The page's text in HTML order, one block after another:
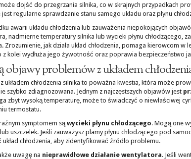
dojść do przegrzania silnika, co w skrajnych przypadkach
regularne sprawdzanie stanu samego układu oraz płynu
awarii układu chłodzenia lub zauważenia niepokojących
nadmierne temperatury silnika lub wycieki płynu chłodzącego,
Zrozumienie, jak działa układ chłodzenia, pomaga kierowcom w
z kolei wydłuża jego żywotność oraz poprawia bezpieczeństwo
objawy problemów z układem
układem chłodzenia silnika to poważna kwestia, która może
szybko zdiagnozowana. Jednym z najczęstszych objawów jest
zbyt wysoką temperaturę, może to świadczyć o niewłaściwej
termostatu.
symptomem sąwycieki płynu chłodzącego. Mogą one
uszczelek. Jeśli zauważysz plamy płynu chłodzącego pod
układ chłodzenia, aby zidentyfikować źródło problemu.
uwagę na nieprawidłowe działanie wentylatora. Jeśli